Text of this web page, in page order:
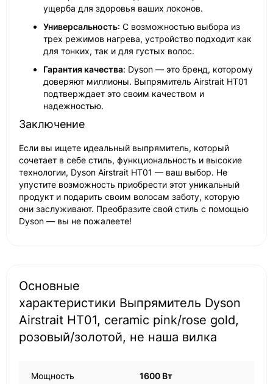
ущерба для здоровья ваших локонов.
Универсальность: С возможностью выбора из
трех режимов нагрева, устройство подходит как
для тонких, так и для густых волос.
Гарантия качества: Dyson — это бренд, которому
доверяют миллионы. Выпрямитель Airstrait HT01
подтверждает это своим качеством и
надежностью.
Заключение
Если вы ищете идеальный выпрямитель, который
сочетает в себе стиль, функциональность и высокие
технологии, Dyson Airstrait HT01 — ваш выбор. Не
упустите возможность приобрести этот уникальный
продукт и подарить своим волосам заботу, которую
они заслуживают. Преобразите свой стиль с помощью
Dyson — вы не пожалеете!
Основные
характеристики Выпрямитель Dyson
Airstrait HT01, сeramic pink/rose gold,
розовый/золотой, не наша вилка
Мощность 1600 Вт